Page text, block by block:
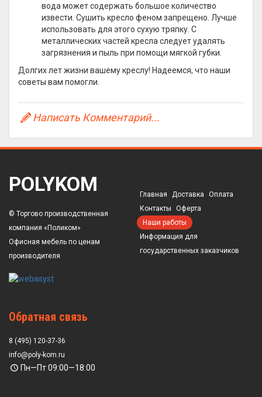
вода может содержать большое количество
извести. Сушить кресло феном запрещено. Лучше
использовать для этого сухую тряпку. С
металлических частей кресла следует удалять
загрязнения и пыль при помощи мягкой губки.
Долгих лет жизни вашему креслу! Надеемся, что наши
советы вам помогли.
Написать Комментарий...
POLYKOM
© Торгово производственная
компания «Поликом»
Офисная мебель по ценам
производителя
Главная Доставка
Оплата
Контакты
Оферта
Наши работы
Информация для
государственных заказчиков
Обратная связь
8 (495) 120-37-36
info@poly-kom.ru
Пн—Пт 09:00—18:00